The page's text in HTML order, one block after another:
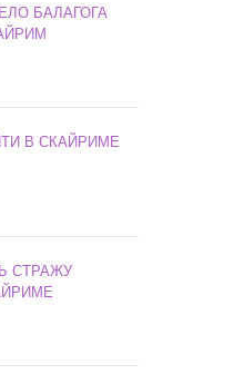
БАЛАГОГА
В СКАЙРИМЕ
СТРАЖУ